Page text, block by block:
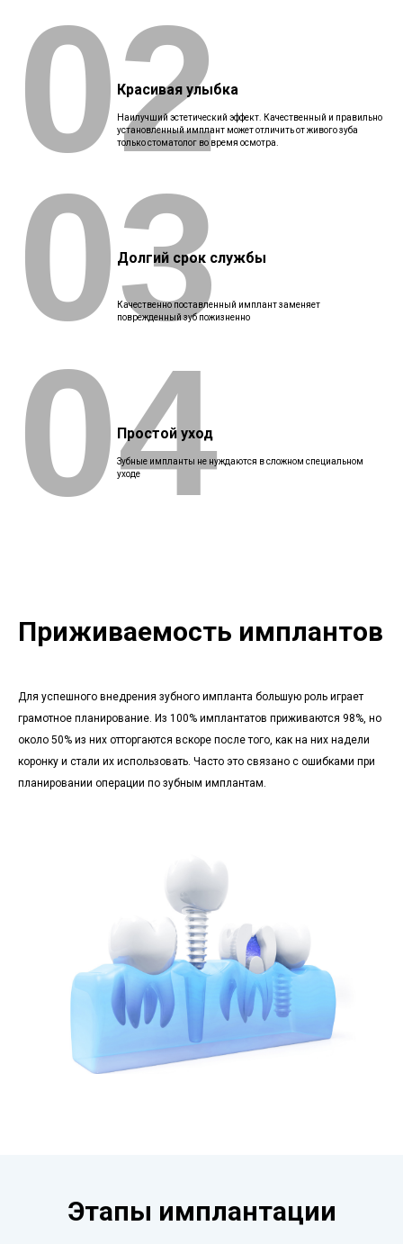
Красивая улыбка
Наилучший эстетический эффект. Качественный и правильно
установленный имплант может отличить от живого зуба
только стоматолог во время осмотра.
02
Долгий срок службы
Качественно поставленный имплант заменяет
поврежденный зуб пожизненно
03
Простой уход
Зубные импланты не нуждаются в сложном специальном
уходе
04
Приживаемость имплантов
Для успешного внедрения зубного импланта большую роль играет
грамотное планирование. Из 100% имплантатов приживаются 98%, но
около 50% из них отторгаются вскоре после того, как на них надели
коронку и стали их использовать. Часто это связано с ошибками при
планировании операции по зубным имплантам.
Этапы имплантации